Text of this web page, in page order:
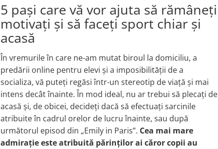
Valeriana
AYURVEDICE
Ashwaganda
Ciuperci Medicinale
Triphala
Turmeric (Curcumin)
GLICOZAMINOGLICANI
Acid Hialuronic
Colagen
Condroitina
Beta-Caroten
AFECTIUNI ALE TIROIDEI
Iod (Kelp)
Tirozina
PARAZITI INTESTINALI
Pau D’Arco
Nuca Neagra
Berberina
Wormwood (Artemisia)
MSM (Metilsulfonilmetan)
Muira Puama
Maca
Nuca Neagra
Nattokinase
Niacina (Vitamina B3)
Omega 3
Oregano
P
5 pași care vă vor ajuta să rămâneți
motivați și să faceți sport chiar și
acasă
În vremurile în care ne-am mutat biroul la domiciliu, a
predării online pentru elevi și a imposibilității de a
socializa, vă puteți regăsi într-un stereotip de viață și mai
intens decât înainte. În mod ideal, nu ar trebui să plecați de
acasă și, de obicei, decideți dacă să efectuați sarcinile
atribuite în cadrul orelor de lucru înainte, sau după
următorul episod din „Emily in Paris”. Cea mai mare
admirație este atribuită părinților ai căror copii au